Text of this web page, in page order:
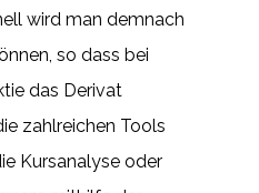
wird man demnach
so dass bei
das Derivat
zahlreichen Tools
Kursanalyse oder